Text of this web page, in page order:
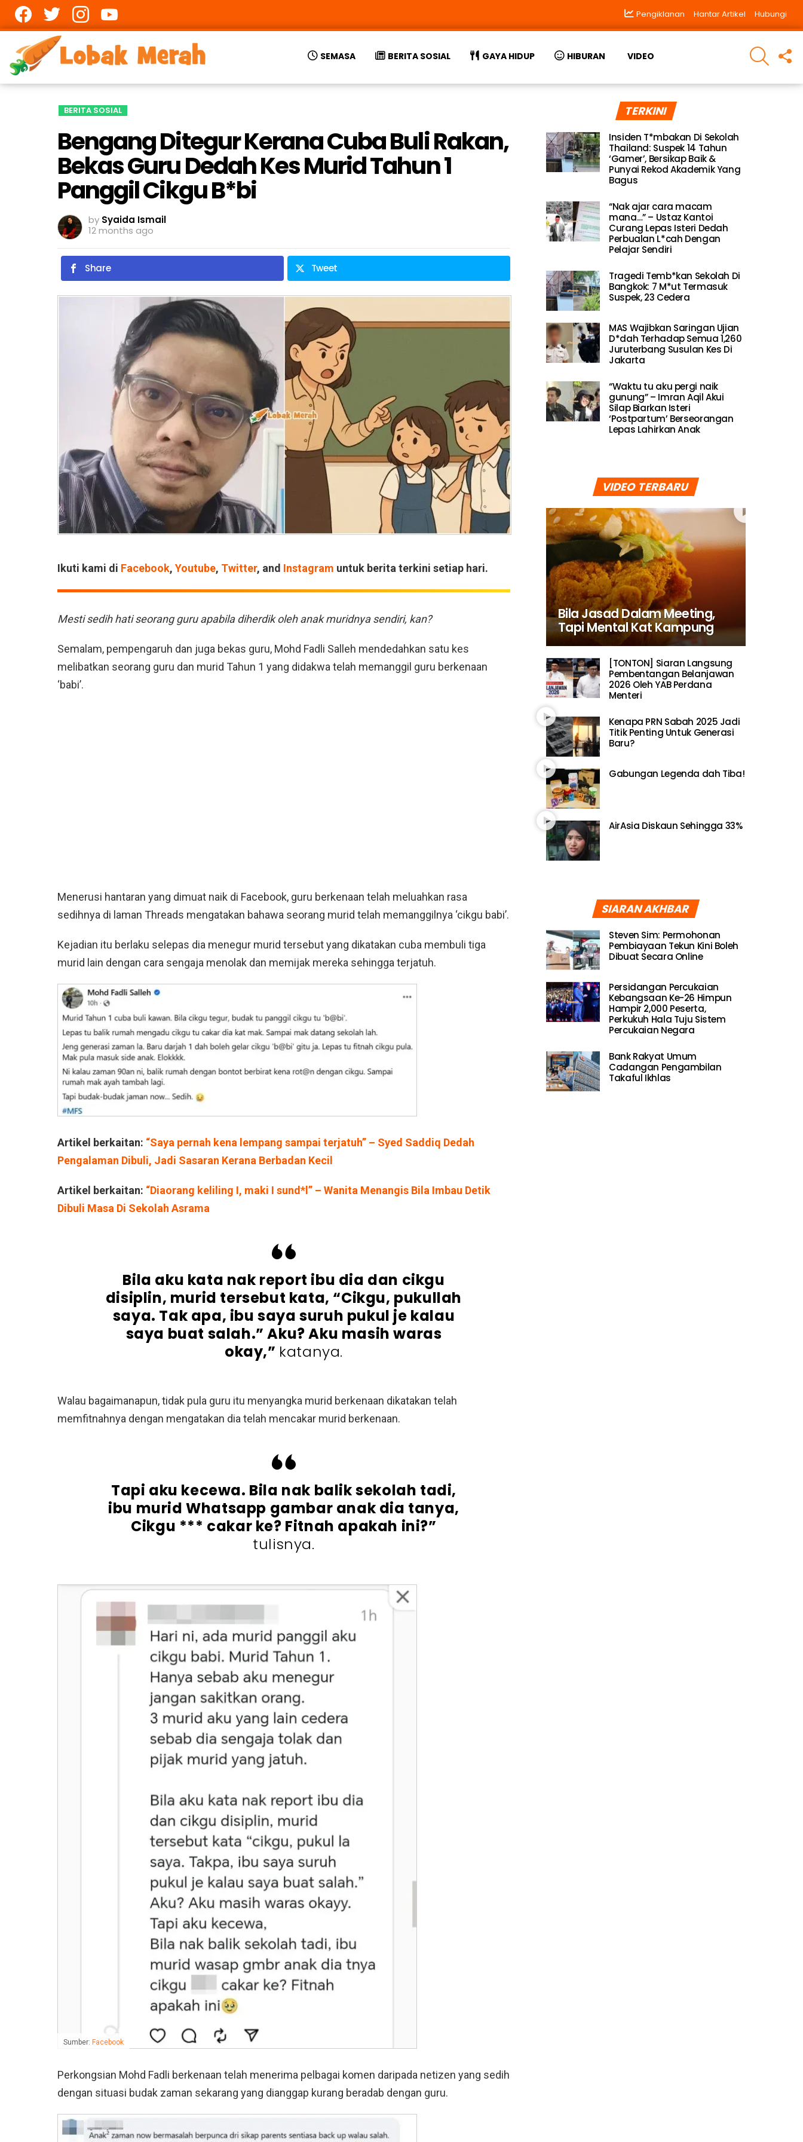
Pengiklanan Hantar Artikel Hubungi
SEMASA BERITA SOSIAL GAYA HIDUP HIBURAN VIDEO
SEARCH
BERITA SOSIAL
Bengang Ditegur Kerana Cuba Buli Rakan,
Bekas Guru Dedah Kes Murid Tahun 1
Panggil Cikgu B*bi
by Syaida Ismail
12 months ago
Share Tweet
Ikuti kami di Facebook, Youtube, Twitter, and Instagram untuk berita terkini setiap hari.
Mesti sedih hati seorang guru apabila diherdik oleh anak muridnya sendiri, kan?
Semalam, pempengaruh dan juga bekas guru, Mohd Fadli Salleh mendedahkan satu kes
melibatkan seorang guru dan murid Tahun 1 yang didakwa telah memanggil guru berkenaan
‘babi’.
Menerusi hantaran yang dimuat naik di Facebook, guru berkenaan telah meluahkan rasa
sedihnya di laman Threads mengatakan bahawa seorang murid telah memanggilnya ‘cikgu babi’.
Kejadian itu berlaku selepas dia menegur murid tersebut yang dikatakan cuba membuli tiga
murid lain dengan cara sengaja menolak dan memijak mereka sehingga terjatuh.
Artikel berkaitan: “Saya pernah kena lempang sampai terjatuh” – Syed Saddiq Dedah
Pengalaman Dibuli, Jadi Sasaran Kerana Berbadan Kecil
Artikel berkaitan: “Diaorang keliling I, maki I sund*l” – Wanita Menangis Bila Imbau Detik
Dibuli Masa Di Sekolah Asrama
Bila aku kata nak report ibu dia dan cikgu
disiplin, murid tersebut kata, “Cikgu, pukullah
saya. Tak apa, ibu saya suruh pukul je kalau
saya buat salah.” Aku? Aku masih waras
okay,” katanya.
Walau bagaimanapun, tidak pula guru itu menyangka murid berkenaan dikatakan telah
memfitnahnya dengan mengatakan dia telah mencakar murid berkenaan.
Tapi aku kecewa. Bila nak balik sekolah tadi,
ibu murid Whatsapp gambar anak dia tanya,
Cikgu *** cakar ke? Fitnah apakah ini?”
tulisnya.
Sumber: Facebook
Perkongsian Mohd Fadli berkenaan telah menerima pelbagai komen daripada netizen yang sedih
dengan situasi budak zaman sekarang yang dianggap kurang beradab dengan guru.
TERKINI
Insiden T*mbakan Di Sekolah
Thailand: Suspek 14 Tahun
‘Gamer’, Bersikap Baik &
Punyai Rekod Akademik Yang
Bagus
“Nak ajar cara macam
mana…” – Ustaz Kantoi
Curang Lepas Isteri Dedah
Perbualan L*cah Dengan
Pelajar Sendiri
Tragedi Temb*kan Sekolah Di
Bangkok: 7 M*ut Termasuk
Suspek, 23 Cedera
MAS Wajibkan Saringan Ujian
D*dah Terhadap Semua 1,260
Juruterbang Susulan Kes Di
Jakarta
“Waktu tu aku pergi naik
gunung” – Imran Aqil Akui
Silap Biarkan Isteri
‘Postpartum’ Berseorangan
Lepas Lahirkan Anak
VIDEO TERBARU
Bila Jasad Dalam Meeting,
Tapi Mental Kat Kampung
[TONTON] Siaran Langsung
Pembentangan Belanjawan
2026 Oleh YAB Perdana
Menteri
Kenapa PRN Sabah 2025 Jadi
Titik Penting Untuk Generasi
Baru?
Gabungan Legenda dah Tiba!
AirAsia Diskaun Sehingga 33%
SIARAN AKHBAR
Steven Sim: Permohonan
Pembiayaan Tekun Kini Boleh
Dibuat Secara Online
Persidangan Percukaian
Kebangsaan Ke-26 Himpun
Hampir 2,000 Peserta,
Perkukuh Hala Tuju Sistem
Percukaian Negara
Bank Rakyat Umum
Cadangan Pengambilan
Takaful Ikhlas